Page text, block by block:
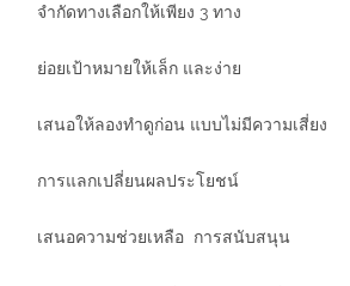
จำกัดทางเลือกให้เพียง 3 ทาง
ย่อยเป้าหมายให้เล็ก และง่าย
เสนอให้ลองทำดูก่อน แบบไม่มีความเสี่ยง
การแลกเปลี่ยนผลประโยชน์
เสนอความช่วยเหลือ การสนับสนุน